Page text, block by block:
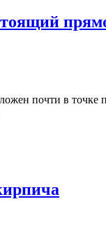
почти в точке